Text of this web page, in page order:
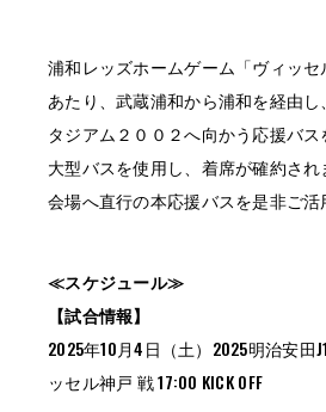
浦和レッズホームゲーム「ヴィッ
あたり、武蔵浦和から浦和を経由
タジアム２００２へ向かう応援バス
大型バスを使用し、着席が確約され
会場へ直行の本応援バスを是非ご活
≪スケジュール≫
【試合情報】
2025年10月4日（土）2025明治安田
ッセル神戸 戦 17:00 KICK OFF